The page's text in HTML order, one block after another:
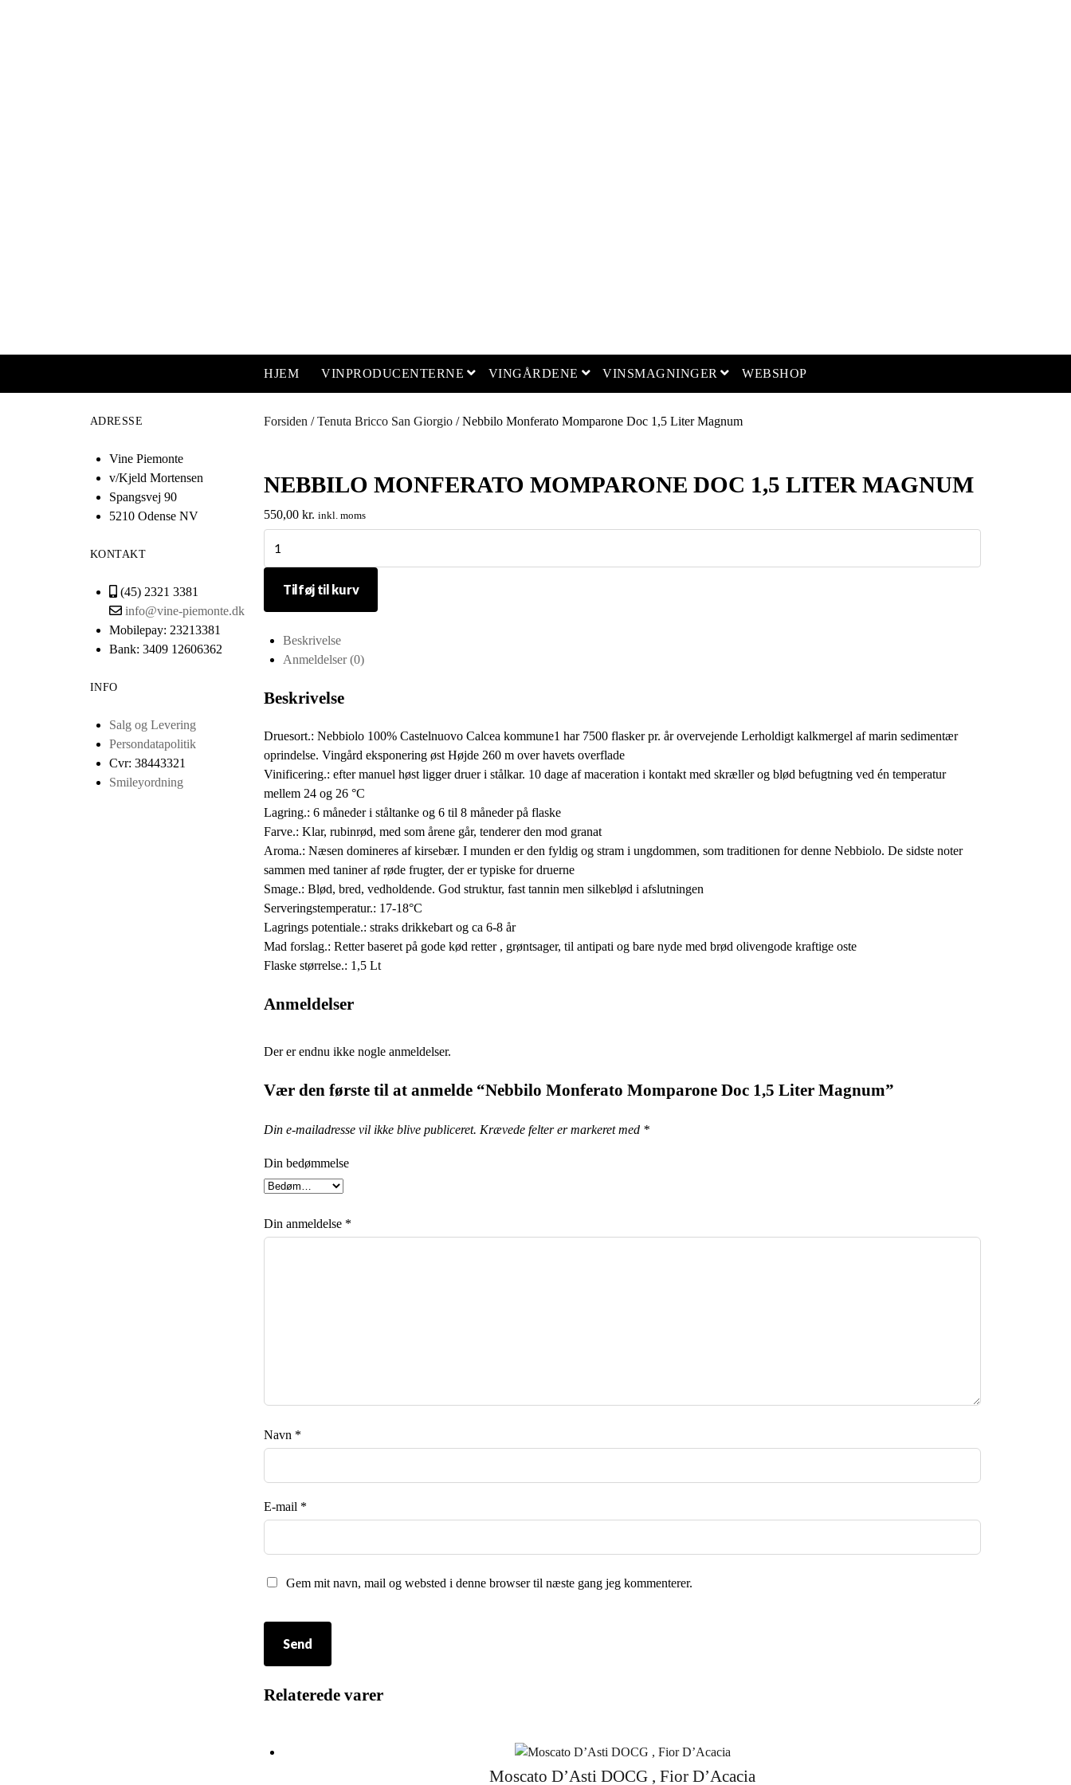
HJEM VINPRODUCENTERNE open menu
VINGÅRDENE open menu
VINSMAGNINGER open menu
WEBSHOP
Forsiden /Tenuta Bricco San Giorgio / Nebbilo Monferato Momparone Doc 1,5 Liter Magnum
NEBBILO MONFERATO MOMPARONE DOC 1,5 LITER MAGNUM
550,00 kr. inkl. moms
Monferato
1,5
Liter
Magnum
Tilføj til kurv
Beskrivelse
Anmeldelser (0)
Beskrivelse
Druesort.: Nebbiolo 100% Castelnuovo Calcea kommune1 har 7500 flasker pr. år overvejende Lerholdigt kalkmergel af marin sedimentær
oprindelse. Vingård eksponering øst Højde 260 m over havets overflade
Vinificering.: efter manuel høst ligger druer i stålkar. 10 dage af maceration i kontakt med skræller og blød befugtning ved én temperatur
mellem 24 og 26 °C
Lagring.: 6 måneder i ståltanke og 6 til 8 måneder på flaske
Farve.: Klar, rubinrød, med som årene går, tenderer den mod granat
Aroma.: Næsen domineres af kirsebær. I munden er den fyldig og stram i ungdommen, som traditionen for denne Nebbiolo. De sidste noter
sammen med taniner af røde frugter, der er typiske for druerne
Smage.: Blød, bred, vedholdende. God struktur, fast tannin men silkeblød i afslutningen
Serveringstemperatur.: 17-18°C
Lagrings potentiale.: straks drikkebart og ca 6-8 år
Mad forslag.: Retter baseret på gode kød retter , grøntsager, til antipati og bare nyde med brød olivengode kraftige oste
Flaske størrelse.: 1,5 Lt
Anmeldelser
Der er endnu ikke nogle anmeldelser.
Vær den første til at anmelde “Nebbilo Monferato Momparone Doc 1,5 Liter Magnum”
Din e-mailadresse vil ikke blive publiceret. Krævede felter er markeret med *
Din bedømmelse
Din anmeldelse *
Navn *
E-mail *
Gem mit navn, mail og websted i denne browser til næste gang jeg kommenterer.
Relaterede varer
Moscato D’Asti DOCG , Fior D’Acacia
ADRESSE
Vine Piemonte
v/Kjeld Mortensen
Spangsvej 90
5210 Odense NV
KONTAKT
(45) 2321 3381
info@vine-piemonte.dk
Mobilepay: 23213381
Bank: 3409 12606362
INFO
Salg og Levering
Persondatapolitik
Cvr: 38443321
Smileyordning